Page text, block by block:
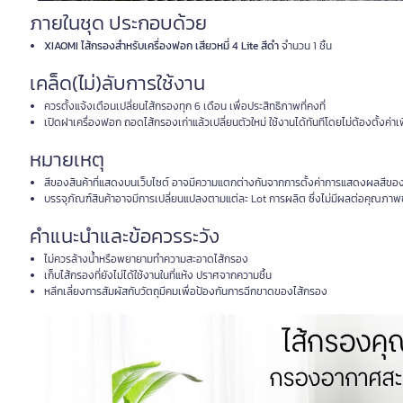
ภายในชุด ประกอบด้วย
XIAOMI ไส้กรองสำหรับเครื่องฟอก เสียวหมี่ 4 Lite สีดำจำนวน 1 ชิ้น
เคล็ด(ไม่)ลับการใช้งาน
ควรตั้งแจ้งเตือนเปลี่ยนไส้กรองทุก 6 เดือน เพื่อประสิทธิภาพที่คงที่
เปิดฝาเครื่องฟอก ถอดไส้กรองเก่าแล้วเปลี่ยนตัวใหม่ ใช้งานได้ทันทีโดยไม่ต้องตั้งค่า
หมายเหตุ
สีของสินค้าที่แสดงบนเว็บไซต์ อาจมีความแตกต่างกันจากการตั้งค่าการแสดงผลสีขอ
บรรจุภัณฑ์สินค้าอาจมีการเปลี่ยนแปลงตามแต่ละ Lot การผลิต ซึ่งไม่มีผลต่อคุณภา
คำแนะนำและข้อควรระวัง
ไม่ควรล้างน้ำหรือพยายามทำความสะอาดไส้กรอง
เก็บไส้กรองที่ยังไม่ได้ใช้งานในที่แห้ง ปราศจากความชื้น
หลีกเลี่ยงการสัมผัสกับวัตถุมีคมเพื่อป้องกันการฉีกขาดของไส้กรอง